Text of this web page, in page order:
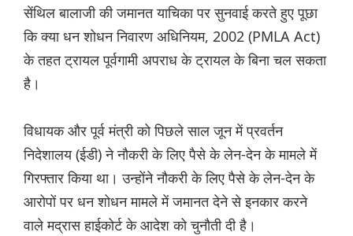
सेंथिल बालाजी की जमानत याचिका पर सुनवाई करते हुए पूछा
कि क्या धन शोधन निवारण अधिनियम, 2002 (PMLA Act)
के तहत ट्रायल पूर्वगामी अपराध के ट्रायल के बिना चल सकता
है।
विधायक और पूर्व मंत्री को पिछले साल जून में प्रवर्तन
निदेशालय (ईडी) ने नौकरी के लिए पैसे के लेन-देन के मामले में
गिरफ्तार किया था। उन्होंने नौकरी के लिए पैसे के लेन-देन के
आरोपों पर धन शोधन मामले में जमानत देने से इनकार करने
वाले मद्रास हाईकोर्ट के आदेश को चुनौती दी है।